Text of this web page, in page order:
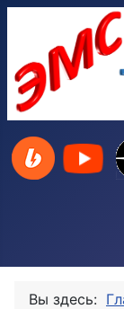
Вы здесь: